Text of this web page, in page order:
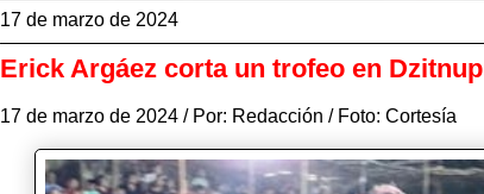
17 de marzo de 2024
Erick Argáez corta un trofeo en Dzitnup
17 de marzo de 2024 / Por: Redacción / Foto: Cortesía